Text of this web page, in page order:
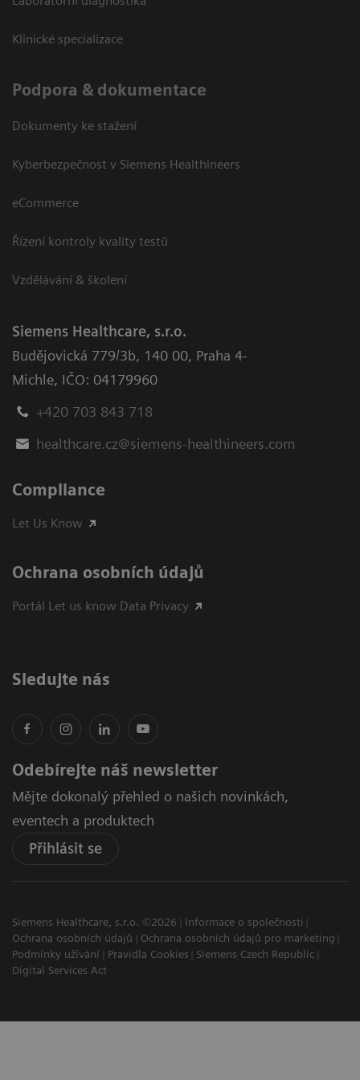
Klinické specializace
Podpora & dokumentace
Dokumenty ke stažení
Kyberbezpečnost v Siemens Healthineers
eCommerce
Řízení kontroly kvality testů
Vzdělávání & školení
Siemens Healthcare, s.r.o.
Budějovická 779/3b, 140 00, Praha 4-
Michle, IČO: 04179960
+420 703 843 718
healthcare.cz@siemens-healthineers.com
Compliance
Let Us Know
Ochrana osobních údajů
Portál Let us know Data Privacy
Sledujte nás
Odebírejte náš newsletter
Mějte dokonalý přehled o našich novinkách,
eventech a produktech
Přihlásit se
Siemens Healthcare, s.r.o. ©2026
Informace o společnosti
Ochrana osobních údajů
Ochrana osobních údajů pro marketing
Podmínky užívání
Pravidla Cookies
Siemens Czech Republic
Digital Services Act